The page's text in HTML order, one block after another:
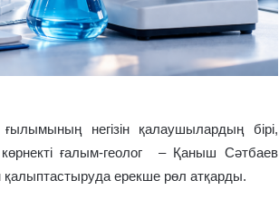
негізін қалаушылардың бірі,
ғалым-геолог – Қаныш Сәтбаев
қалыптастыруда ерекше рөл атқарды.